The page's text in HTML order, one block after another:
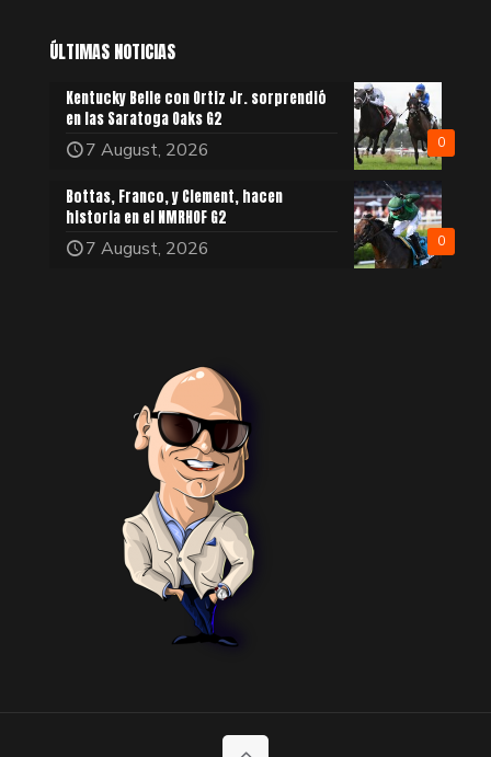
ÚLTIMAS NOTICIAS
0
Kentucky Belle con Ortiz Jr. sorprendió
en las Saratoga Oaks G2
7 August, 2026
0
Bottas, Franco, y Clement, hacen
historia en el NMRHOF G2
7 August, 2026